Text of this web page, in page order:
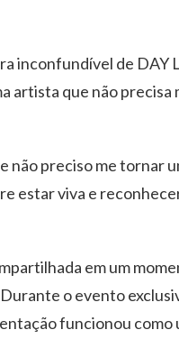
inconfundível de DAY
artista que não
preciso me tornar
estar viva e
em um
o evento
funcionou